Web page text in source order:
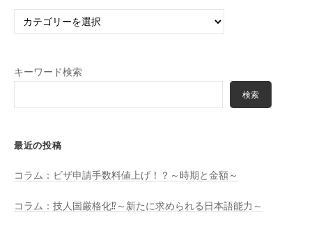
内
す
キーワード検索
検索
最近の投稿
コラム：ビザ申請手数料値上げ！？～時期と金額～
コラム：技人国厳格化⁉～新たに求められる日本語能力～